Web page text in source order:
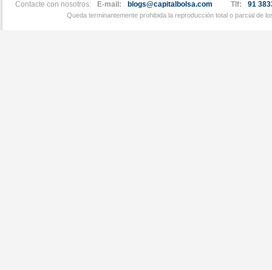
Contacte con nosotros: E-mail: blogs@capitalbolsa.com Tlf: 91
Queda terminantemente prohibida la reproducción total o parcial de